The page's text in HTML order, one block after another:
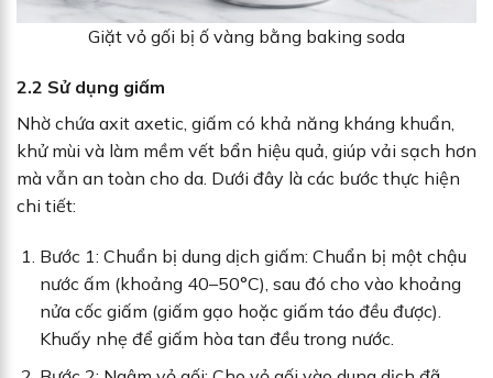
Giặt vỏ gối bị ố vàng bằng baking soda
2.2 Sử dụng giấm
Nhờ chứa axit axetic, giấm có khả năng kháng khuẩn,
khử mùi và làm mềm vết bẩn hiệu quả, giúp vải sạch hơn
mà vẫn an toàn cho da. Dưới đây là các bước thực hiện
chi tiết:
Bước 1: Chuẩn bị dung dịch giấm: Chuẩn bị một chậu
nước ấm (khoảng 40–50°C), sau đó cho vào khoảng
nửa cốc giấm (giấm gạo hoặc giấm táo đều được).
Khuấy nhẹ để giấm hòa tan đều trong nước.